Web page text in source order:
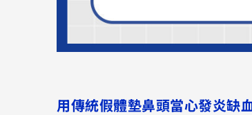
用傳統假體墊鼻頭當心發炎缺